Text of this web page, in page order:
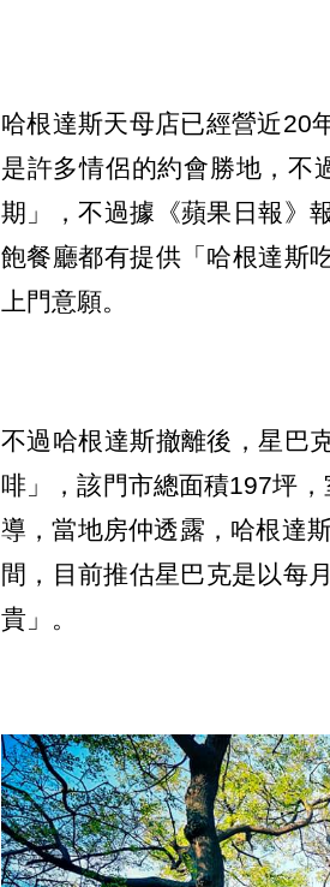
哈根達斯天母店已經營近20
是許多情侶的約會勝地，不
期」，不過據《蘋果日報》
飽餐廳都有提供「哈根達斯
上門意願。
不過哈根達斯撤離後，星巴
啡」，該門市總面積197坪
導，當地房仲透露，哈根達
間，目前推估星巴克是以每
貴」。